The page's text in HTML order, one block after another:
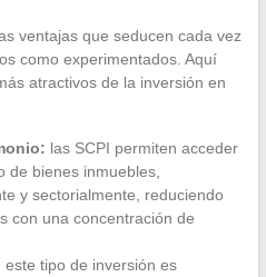
ventajas que seducen cada vez
como experimentados. Aquí
atractivos de la inversión en
las SCPI permiten acceder
de bienes inmuebles,
y sectorialmente, reduciendo
con una concentración de
este tipo de inversión es